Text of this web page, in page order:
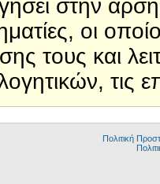
στην
οι
τους και
τις
Πολιτική